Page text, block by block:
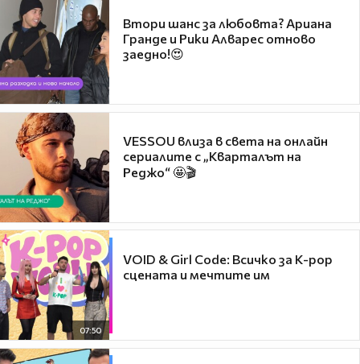
Втори шанс за любовта? Ариана
Гранде и Рики Алварес отново
заедно!😍
VESSOU влиза в света на онлайн
сериалите с „Кварталът на
Реджо“ 🤩🎬
07:50
VOID & Girl Code: Всичко за K-pop
сцената и мечтите им